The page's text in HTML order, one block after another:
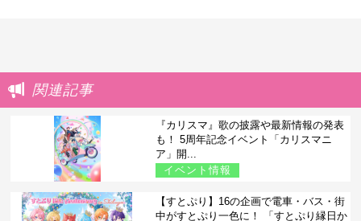
関連記事
『カリスマ』歌の披露や最新情報の発表
も！ 5周年記念イベント「カリスマニ
ア」開...
イベント情報
【すとぷり】16の企画で電車・バス・街
中がすとぷり一色に！ 「すとぷり縁日か